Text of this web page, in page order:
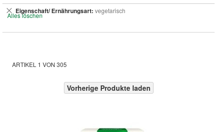
ARTIKEL 1 VON 305
Vorherige Produkte laden
Eigenschaft/ Ernährungsart vegetarisch
Dies
entfernen
Alles löschen